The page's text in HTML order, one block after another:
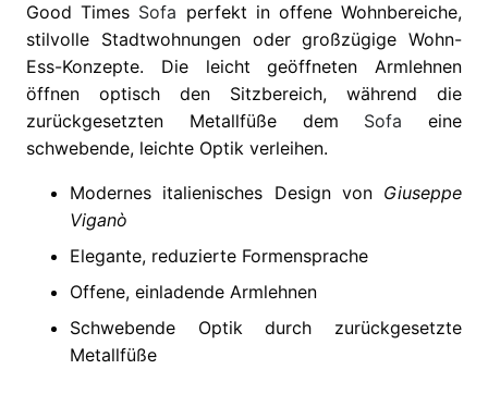
Good Times Sofa perfekt in offene Wohnbereiche,
stilvolle Stadtwohnungen oder großzügige Wohn-
Ess-Konzepte. Die leicht geöffneten Armlehnen
öffnen optisch den Sitzbereich, während die
zurückgesetzten Metallfüße dem Sofa eine
schwebende, leichte Optik verleihen.
Modernes italienisches Design von Giuseppe
Viganò
Elegante, reduzierte Formensprache
Offene, einladende Armlehnen
Schwebende Optik durch zurückgesetzte
Metallfüße